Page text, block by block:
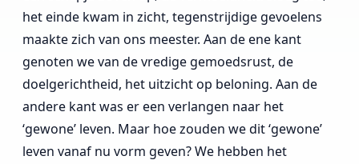
het einde kwam in zicht, tegenstrijdige gevoelens
maakte zich van ons meester. Aan de ene kant
genoten we van de vredige gemoedsrust, de
doelgerichtheid, het uitzicht op beloning. Aan de
andere kant was er een verlangen naar het
‘gewone’ leven. Maar hoe zouden we dit ‘gewone’
leven vanaf nu vorm geven? We hebben het